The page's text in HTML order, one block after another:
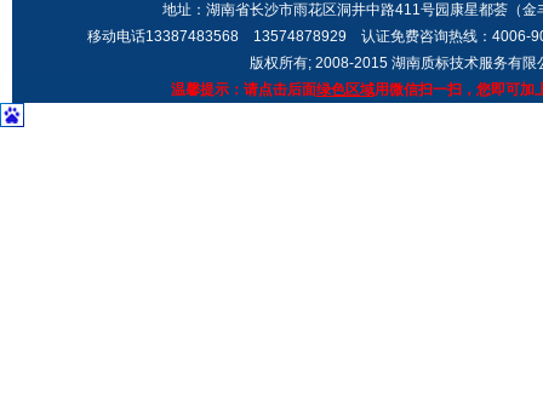
地址：湖南省长沙市雨花区洞井中路411号园康星都荟（
移动电话13387483568 13574878929 认证免费咨询热线：4006-
版权所有; 2008-2015 湖南质标技术服务有限
温馨提示：请点击后面绿色区域用微信扫一扫，您即可加